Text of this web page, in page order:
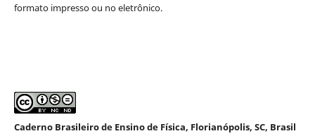
formato impresso ou no eletrônico.
Caderno Brasileiro de Ensino de Física, Florianópolis, SC, Brasil